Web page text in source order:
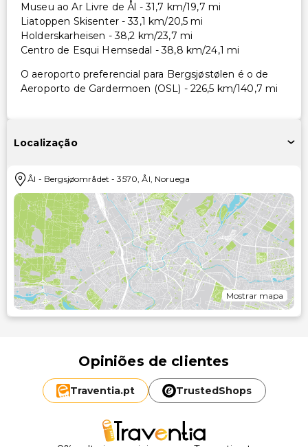
Museu ao Ar Livre de Ål - 31,7 km/19,7 mi
Liatoppen Skisenter - 33,1 km/20,5 mi
Holderskarheisen - 38,2 km/23,7 mi
Centro de Esqui Hemsedal - 38,8 km/24,1 mi
O aeroporto preferencial para Bergsjøstølen é o de
Aeroporto de Gardermoen (OSL) - 226,5 km/140,7 mi
Localização
Ål - Bergsjøområdet -3570,Ål, Noruega
Mostrar mapa
Opiniões de clientes
Traventia.pt TrustedShops